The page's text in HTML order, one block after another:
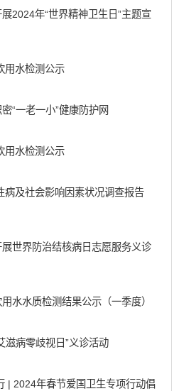
2024年“世界精神卫生日”主题宣
用水检测公示
“一老一小”健康防护网
用水检测公示
病及社会影响因素状况调查报告
世界防治结核病日志愿服务义诊
水水质检测结果公示（一季度）
滋病零歧视日”义诊活动
| 2024年春节爱国卫生专项行动倡